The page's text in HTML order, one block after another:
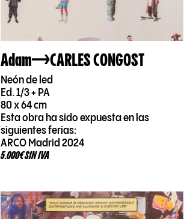
Adam CARLES CONGOST
Neón de led
Ed. 1/3 + PA
80 x 64 cm
Esta obra ha sido expuesta en las
siguientes ferias:
ARCO Madrid 2024
5.000€ SIN IVA